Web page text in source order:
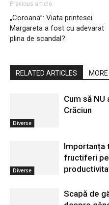
Previous article
„Coroana”: Viata printesei
Margareta a fost cu adevarat
plina de scandal?
RELATED ARTICLES
Diverse
Cum să
Crăciun
Diverse
Importanța
fructiferi
Scapă de